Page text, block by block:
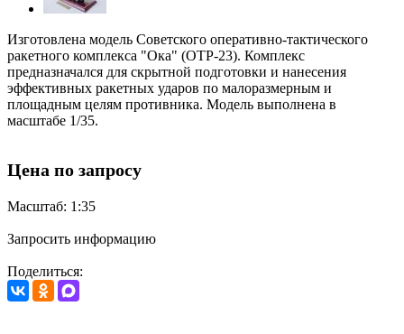
Изготовлена модель Советского оперативно-тактического
ракетного комплекса "Ока" (ОТР-23). Комплекс
предназначался для скрытной подготовки и нанесения
эффективных ракетных ударов по малоразмерным и
площадным целям противника. Модель выполнена в
масштабе 1/35.
Цена по запросу
Масштаб: 1:35
Запросить информацию
Поделиться: